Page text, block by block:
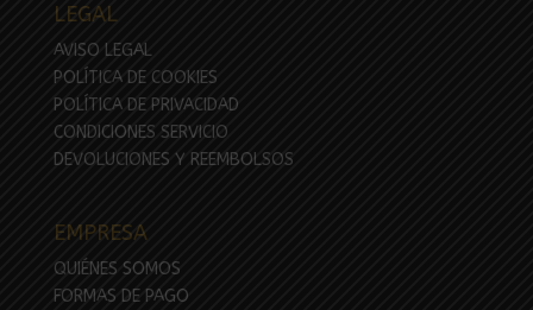
LEGAL
AVISO LEGAL
POLÍTICA DE COOKIES
POLÍTICA DE PRIVACIDAD
CONDICIONES SERVICIO
DEVOLUCIONES Y REEMBOLSOS
EMPRESA
QUIÉNES SOMOS
FORMAS DE PAGO